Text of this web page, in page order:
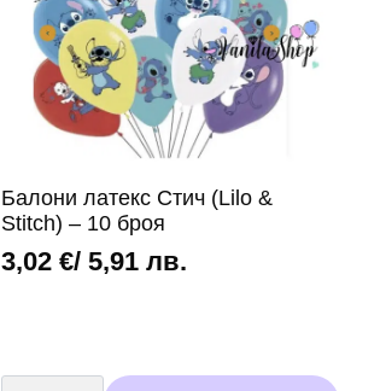
Балони латекс Стич (Lilo &
Stitch) – 10 броя
3,02€/ 5,91 лв.
количество